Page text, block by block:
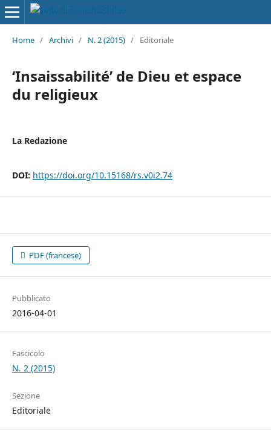
Home / Archivi / N. 2 (2015) / Editoriale
‘Insaissabilité’ de Dieu et espace
du religieux
La Redazione
DOI: https://doi.org/10.15168/rs.v0i2.74
PDF (francese)
Pubblicato
2016-04-01
Fascicolo
N. 2 (2015)
Sezione
Editoriale